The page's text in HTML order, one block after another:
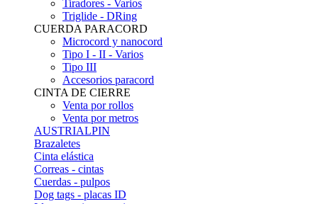
Tiradores - Varios
Triglide - DRing
CUERDA PARACORD
Microcord y nanocord
Tipo I - II - Varios
Tipo III
Accesorios paracord
CINTA DE CIERRE
Venta por rollos
Venta por metros
AUSTRIALPIN
Brazaletes
Cinta elástica
Correas - cintas
Cuerdas - pulpos
Dog tags - placas ID